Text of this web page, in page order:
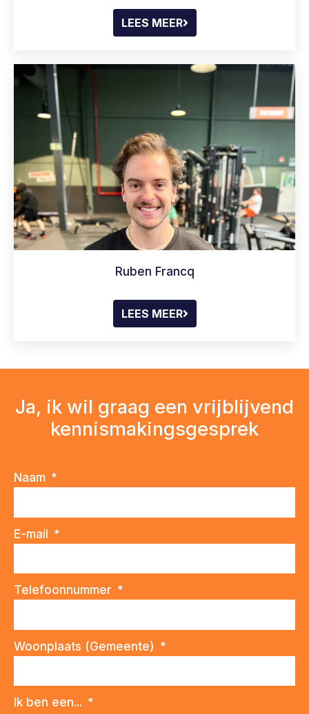
LEES MEER
Ruben Francq
LEES MEER
Ja, ik wil graag een vrijblijvend
kennismakingsgesprek
Naam
E-mail
Telefoonnummer
Woonplaats (Gemeente)
Ik ben een...